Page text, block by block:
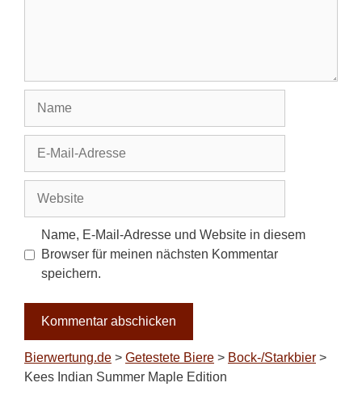
Adresse
Name, E-Mail-Adresse und Website in diesem
Browser für meinen nächsten Kommentar
speichern.
Bierwertung.de > Getestete Biere > Bock-/Starkbier >
Kees Indian Summer Maple Edition